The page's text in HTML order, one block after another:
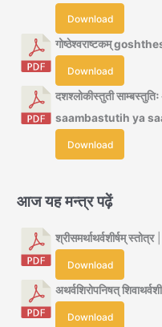
Download
गोष्ठेश्वराष्टकम्
Download
दशश्लोकीस्तुती
saambastutih ya
Download
आज यह मन्त्र पढ़ें
श्रीसमर्थाथर्वशीर्षम् स्तोत्र|
Download
अथर्वशिरोपनिषत्
Download